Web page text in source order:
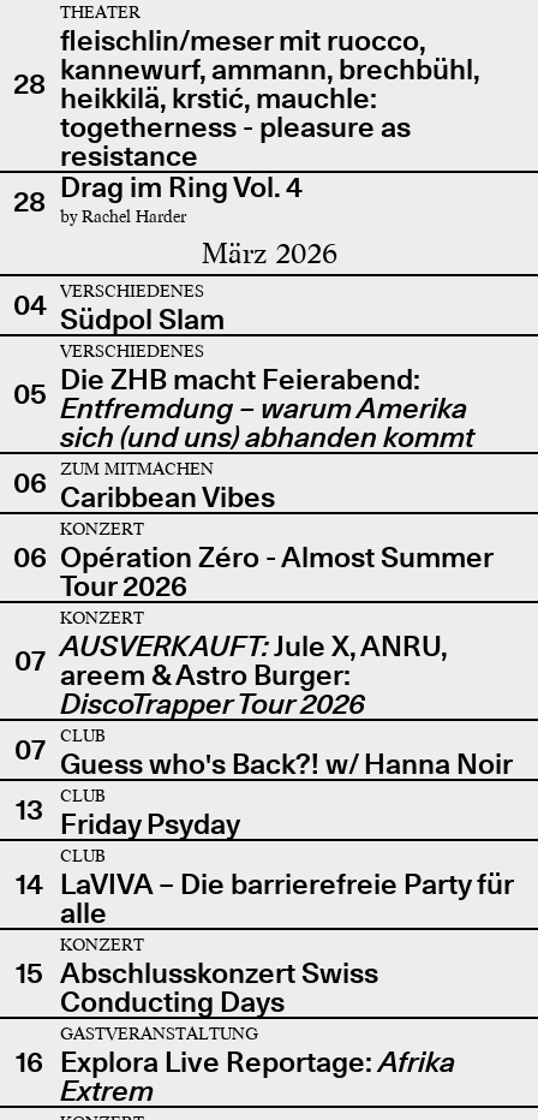
28
THEATER
fleischlin/meser mit ruocco,
kannewurf, ammann, brechbühl,
heikkilä, krstić, mauchle:
togetherness - pleasure as
resistance
28 Drag im Ring Vol. 4
by Rachel Harder
März 2026
04 VERSCHIEDENES
Südpol Slam
05
VERSCHIEDENES
Die ZHB macht Feierabend:
Entfremdung – warum Amerika
sich (und uns) abhanden kommt
06
ZUM MITMACHEN
Caribbean Vibes
06
KONZERT
Opération Zéro - Almost Summer
Tour 2026
07
KONZERT
AUSVERKAUFT:Jule X, ANRU,
areem & Astro Burger:
DiscoTrapper Tour 2026
07
CLUB
Guess who's Back?! w/ Hanna Noir
13
CLUB
Friday Psyday
14
CLUB
LaVIVA – Die barrierefreie Party für
alle
15
KONZERT
Abschlusskonzert Swiss
Conducting Days
16
GASTVERANSTALTUNG
Explora Live Reportage:Afrika
Extrem